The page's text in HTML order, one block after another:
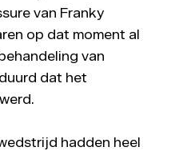
van Franky
op dat moment al
van
dat het
hadden heel